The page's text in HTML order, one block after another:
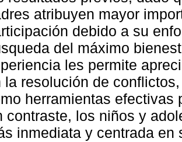
atribuyen mayor
debido a su
del máximo
les permite
la resolución de
herramientas efectivas
contraste, los niños y
inmediata y centrada